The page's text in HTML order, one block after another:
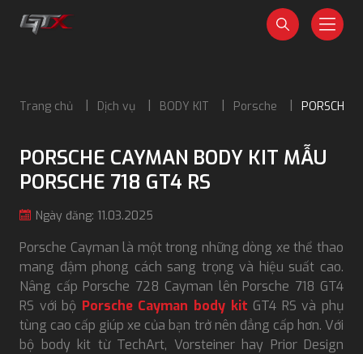
Trang chủ Dịch vụ BODY KIT Porsche PORSCHE
PORSCHE CAYMAN BODY KIT MẪU
PORSCHE 718 GT4 RS
Ngày đăng: 11.03.2025
Porsche Cayman là một trong những dòng xe thể thao
mang đậm phong cách sang trọng và hiệu suất cao.
Nâng cấp Porsche 728 Cayman lên Porsche 718 GT4
RS với bộ Porsche Cayman body kit GT4 RS và phụ
tùng cao cấp giúp xe của bạn trở nên đẳng cấp hơn. Với
bộ body kit từ TechArt, Vorsteiner hay Prior Design